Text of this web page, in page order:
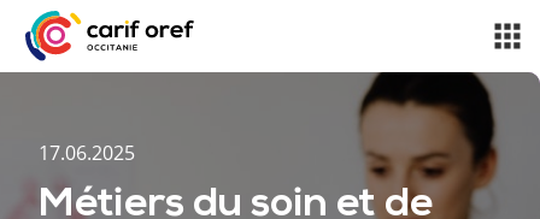
17.06.2025
Métiers du soin et de